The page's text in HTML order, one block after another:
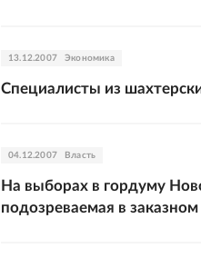
13.12.2007 Экономика
Специалисты из
04.12.2007 Власть
На выборах в гордуму
подозреваемая в